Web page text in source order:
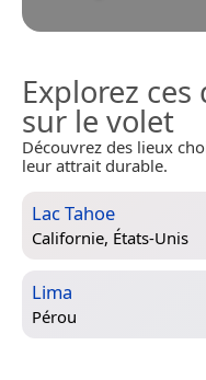
Explorez
sur le volet
Découvrez des lieux
leur attrait durable.
Lac Tahoe
Californie, États-Unis
Lima
Pérou